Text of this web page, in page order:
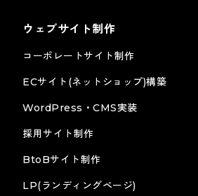
ウェブサイト制作
コーポレートサイト制作
ECサイト(ネットショップ)構築
WordPress・CMS実装
採用サイト制作
BtoBサイト制作
LP(ランディングページ)